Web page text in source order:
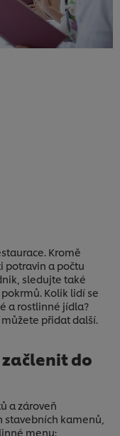
Kromě
potravin a počtu
sledujte také
Kolik lidí se
a rostlinné jídla?
přidat další.
do
a zároveň
stavebních kamenů,
menu: